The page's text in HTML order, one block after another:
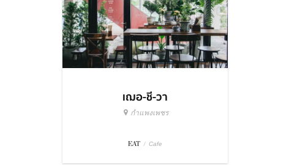
เฌอ-ชี-วา
กำแพงเพชร
EAT / Cafe